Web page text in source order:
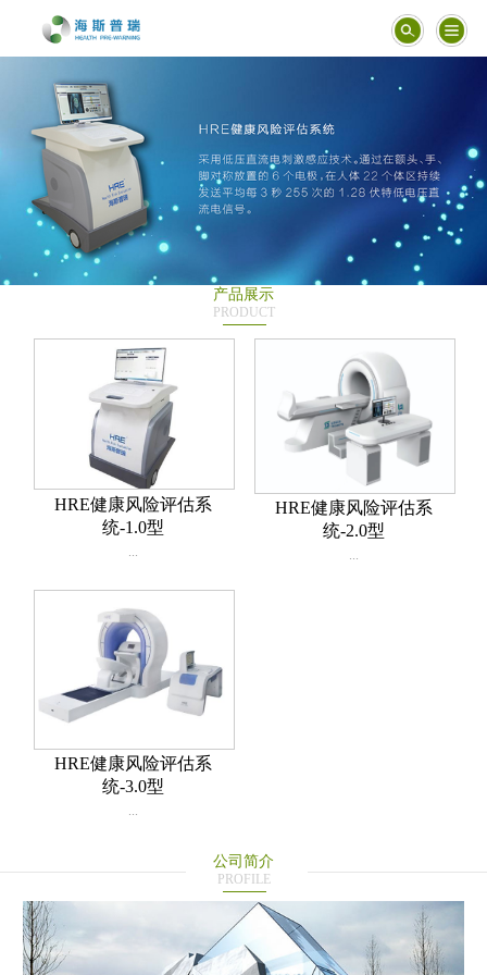
产品展示
PRODUCT
HRE健康风险评估系
统-1.0型
HRE健康风险评估系
统-2.0型
...
HRE健康风险评估系
统-3.0型
...
公司简介
PROFILE